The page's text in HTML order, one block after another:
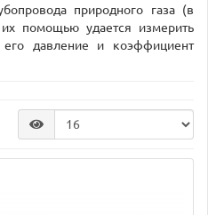
природного газа (в
помощью удается измерить
его давление и коэффициент